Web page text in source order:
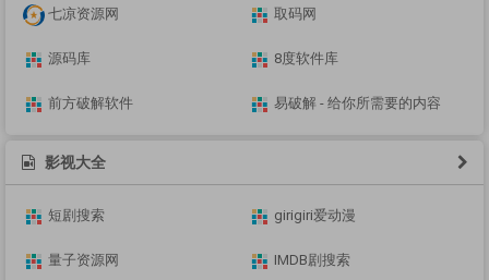
七凉资源网 取码网
源码库 8度软件库
前方破解软件 易破解 - 给你所需要的内容
影视大全
短剧搜索 girigiri爱动漫
量子资源网 IMDB剧搜索